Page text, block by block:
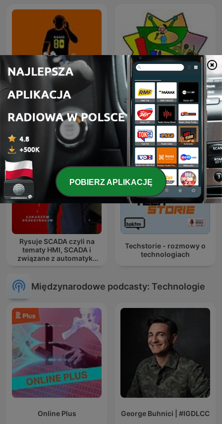
80 mix Radio Lliça Joventut
Rysuje SCADA czyli na
tematy HMI, SCADA i
związane z automatyką
Techstorie - rozmowy o
technologiach
Międzynarodowe podcasty: Technologie
Online Plus George Buhnici | #IGDLCC
POBIERZ APLIKACJĘ